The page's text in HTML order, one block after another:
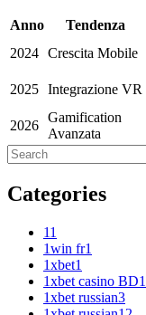
Anno Tendenza
2024 Crescita Mobile
2025 Integrazione VR
2026
Gamification
Avanzata
Categories
11
1win fr1
1xbet1
1xbet casino BD1
1xbet russian3